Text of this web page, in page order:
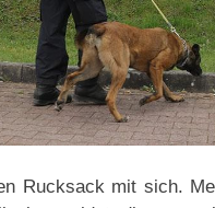
Rucksack mit sich.